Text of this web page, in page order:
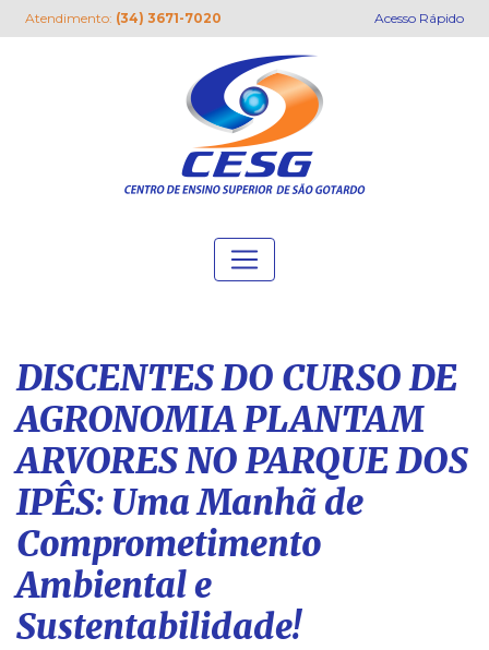
Atendimento: (34) 3671-7020 Acesso Rápido
DISCENTES DO CURSO DE
AGRONOMIA PLANTAM
ARVORES NO PARQUE DOS
IPÊS: Uma Manhã de
Comprometimento
Ambiental e
Sustentabilidade!